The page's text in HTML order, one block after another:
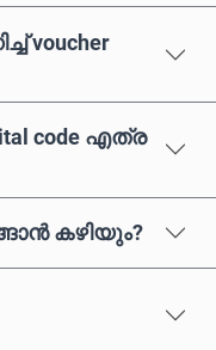
voucher
code എത്ര
കഴിയും?